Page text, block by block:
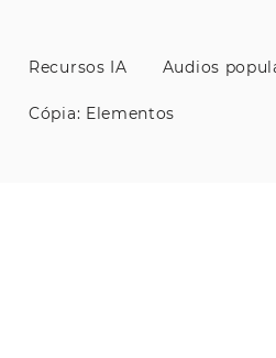
Recursos IA Audios
Cópia: Elementos